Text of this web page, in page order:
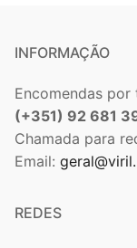
INFORMAÇÃO
Encomendas por
(+351) 92 681
Chamada para
Email:
REDES